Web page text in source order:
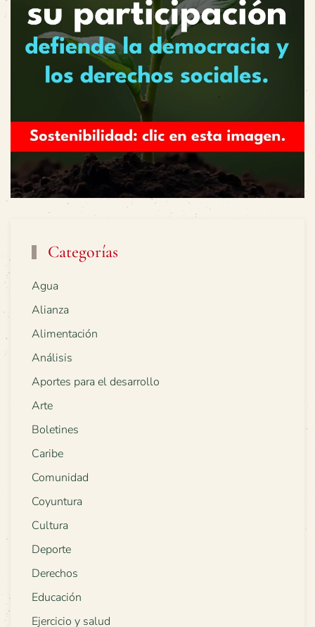
Categorías
Agua
Alianza
Alimentación
Análisis
Aportes para el desarrollo
Arte
Boletines
Caribe
Comunidad
Coyuntura
Cultura
Deporte
Derechos
Educación
Ejercicio y salud